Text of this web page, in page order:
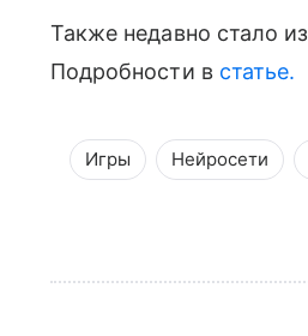
Также недавно стало
Подробности в статье.
Игры Нейросети